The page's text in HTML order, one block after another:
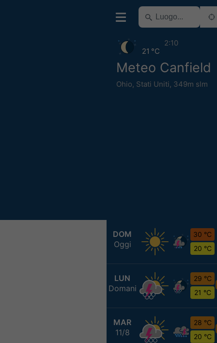
Meteo Canfield
Ohio, Stati Uniti, 349m slm
21 °C
2:10
DOM
Oggi
30 °C
20 °C
LUN
Domani
29 °C
21 °C
MAR
11/8
28 °C
20 °C